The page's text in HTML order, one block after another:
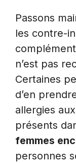
Passons
les contre-
n’est pas
Certaines
d’en
allergies
présents
femmes
personnes